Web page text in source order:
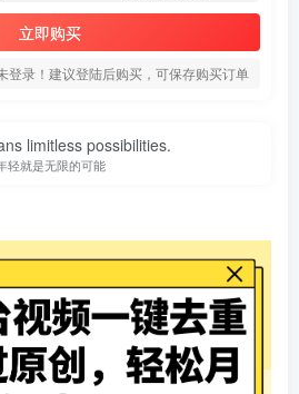
立即购买
登录！建议登陆后购买，可保存购买订单
limitless possibilities.
轻就是无限的可能